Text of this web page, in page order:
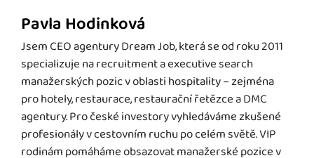
Pavla Hodinková
Jsem CEO agentury Dream Job, která se od roku 2011
specializuje na recruitment a executive search
manažerských pozic v oblasti hospitality – zejména
pro hotely, restaurace, restaurační řetězce a DMC
agentury. Pro české investory vyhledáváme zkušené
profesionály v cestovním ruchu po celém světě. VIP
rodinám pomáháme obsazovat manažerské pozice v